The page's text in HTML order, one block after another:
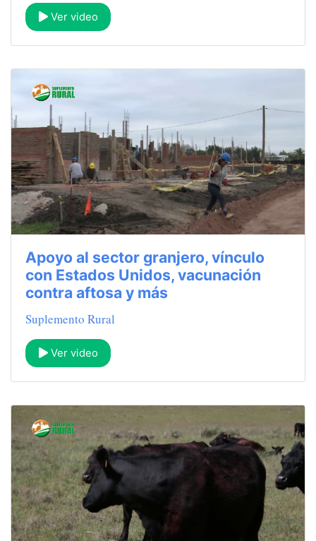
Ver video
Apoyo al sector granjero, vínculo
con Estados Unidos, vacunación
contra aftosa y más
Suplemento Rural
Ver video